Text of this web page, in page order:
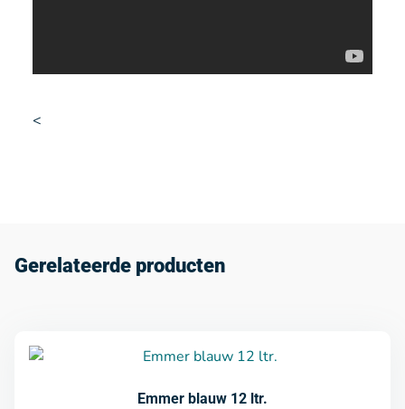
<
Gerelateerde producten
Emmer blauw 12 ltr.